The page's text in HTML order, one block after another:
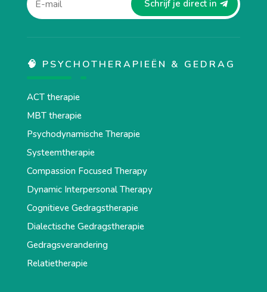
Schrijf je direct in
🧠 PSYCHOTHERAPIEËN & GEDRAG
ACT therapie
MBT therapie
Psychodynamische Therapie
Systeemtherapie
Compassion Focused Therapy
Dynamic Interpersonal Therapy
Cognitieve Gedragstherapie
Dialectische Gedragstherapie
Gedragsverandering
Relatietherapie